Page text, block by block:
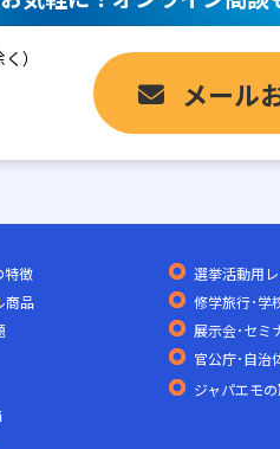
）
メール
特徴
商品
選挙活動用
修学旅行･学
展示会･セミ
官公庁･自治
ジャパエモ